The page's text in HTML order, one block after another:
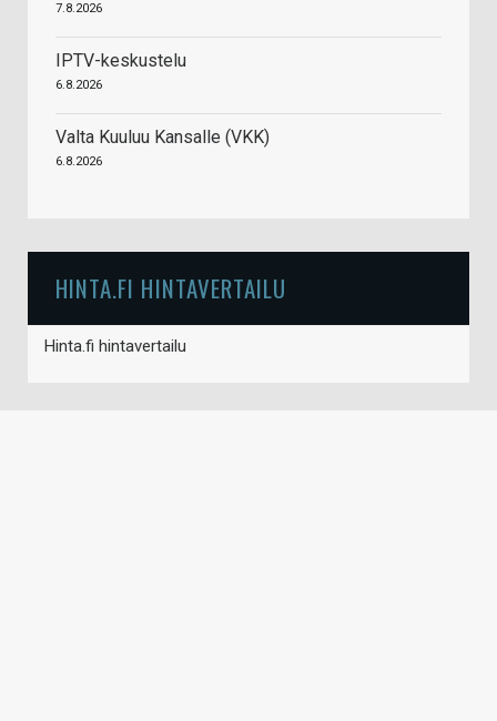
7.8.2026
IPTV-keskustelu
6.8.2026
Valta Kuuluu Kansalle (VKK)
6.8.2026
HINTA.FI HINTAVERTAILU
Hinta.fi hintavertailu